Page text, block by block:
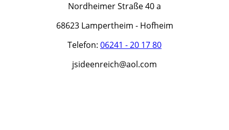
Nordheimer Straße 40 a
68623 Lampertheim - Hofheim
Telefon: 06241 - 20 17 80
jsideenreich@aol.com